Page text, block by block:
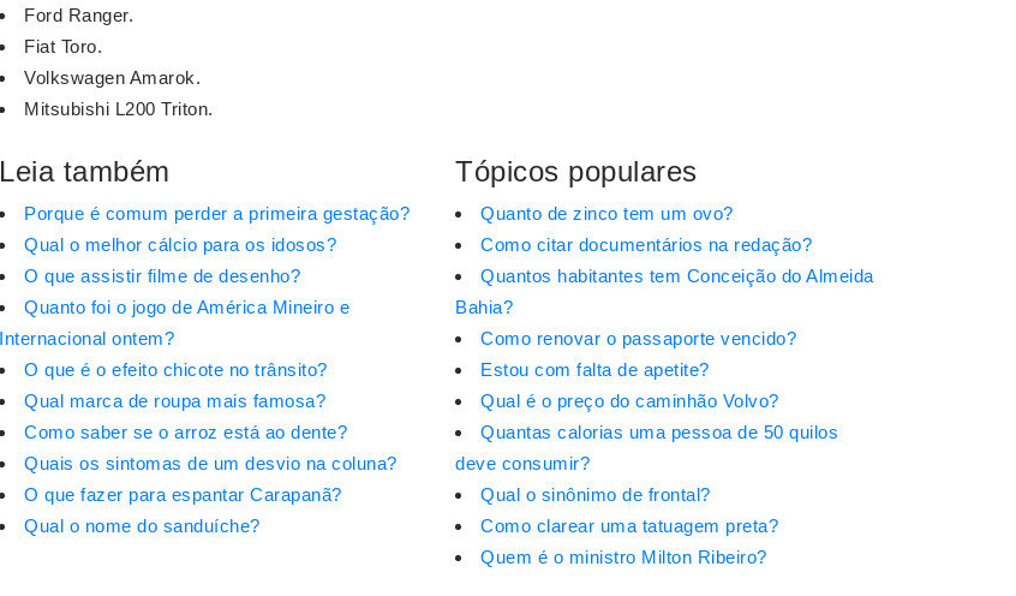
Ford Ranger.
Fiat Toro.
Volkswagen Amarok.
Mitsubishi L200 Triton.
Leia também
Porque é comum perder a primeira gestação?
Qual o melhor cálcio para os idosos?
O que assistir filme de desenho?
Quanto foi o jogo de América Mineiro e
Internacional ontem?
O que é o efeito chicote no trânsito?
Qual marca de roupa mais famosa?
Como saber se o arroz está ao dente?
Quais os sintomas de um desvio na coluna?
O que fazer para espantar Carapanã?
Qual o nome do sanduíche?
Tópicos populares
Quanto de zinco tem um ovo?
Como citar documentários na redação?
Quantos habitantes tem Conceição do Almeida
Bahia?
Como renovar o passaporte vencido?
Estou com falta de apetite?
Qual é o preço do caminhão Volvo?
Quantas calorias uma pessoa de 50 quilos
deve consumir?
Qual o sinônimo de frontal?
Como clarear uma tatuagem preta?
Quem é o ministro Milton Ribeiro?